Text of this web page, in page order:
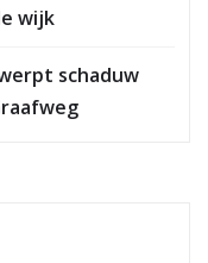
wijk
schaduw